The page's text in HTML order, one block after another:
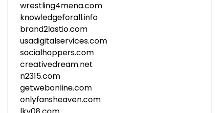
wrestling4mena.com
knowledgeforall.info
brand2lastio.com
usadigitalservices.com
socialhoppers.com
creativedream.net
n2315.com
getwebonline.com
onlyfansheaven.com